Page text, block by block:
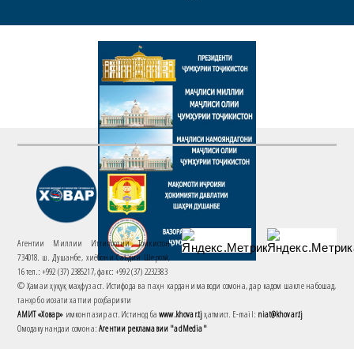
Агентии Миллии Иттилоотии Тоҷикистон
734018. ш. Душанбе, хиёбони Саъдии Шерозӣ,
16 тел.: +992 (37) 2385217, факс: +992 (37) 2232383
© Ҳамаи ҳуқуқ маҳфуз аст. Истифода ва паҳн кардани маводи сомона, дар кадом шакле набошад,
танҳо бо иҷозати хаттии роҳбарияти
АМИТ «Ховар» имконпазир аст. Истинод баwww.khovar.tjҳатмист. E-mail: niat@khovar.tj
Омодакунандаи сомона:Агентии рекламавии "adMedia"